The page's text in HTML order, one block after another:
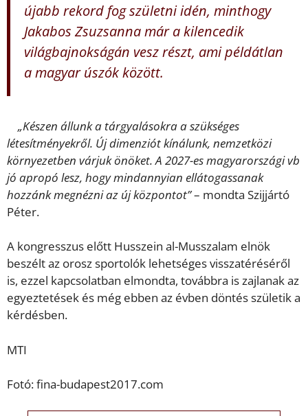
újabb rekord fog születni idén, minthogy
Jakabos Zsuzsanna már a kilencedik
világbajnokságán vesz részt, ami példátlan
a magyar úszók között.
„Készen állunk a tárgyalásokra a szükséges
létesítményekről. Új dimenziót kínálunk, nemzetközi
környezetben várjuk önöket. A 2027-es magyarországi vb
jó apropó lesz, hogy mindannyian ellátogassanak
hozzánk megnézni az új központot”– mondta Szijjártó
Péter.
A kongresszus előtt Husszein al-Musszalam elnök
beszélt az orosz sportolók lehetséges visszatéréséről
is, ezzel kapcsolatban elmondta, továbbra is zajlanak az
egyeztetések és még ebben az évben döntés születik a
kérdésben.
MTI
Fotó: fina-budapest2017.com